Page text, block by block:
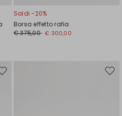
Saldi -20%
Borsa effetto rafia
€ 375,00 € 300,00
Sposta